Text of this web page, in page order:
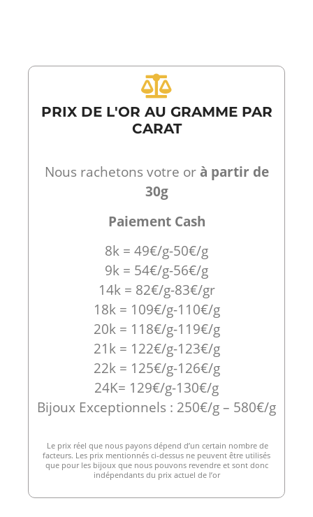
PRIX DE L'OR AU GRAMME PAR
CARAT
Nous rachetons votre orà partir de
30g
Paiement Cash
8k = 49€/g-50€/g
9k = 54€/g-56€/g
14k = 82€/g-83€/gr
18k = 109€/g-110€/g
20k = 118€/g-119€/g
21k = 122€/g-123€/g
22k = 125€/g-126€/g
24K= 129€/g-130€/g
Bijoux Exceptionnels : 250€/g – 580€/g
Le prix réel que nous payons dépend d’un certain nombre de
facteurs. Les prix mentionnés ci-dessus ne peuvent être utilisés
que pour les bijoux que nous pouvons revendre et sont donc
indépendants du prix actuel de l’or